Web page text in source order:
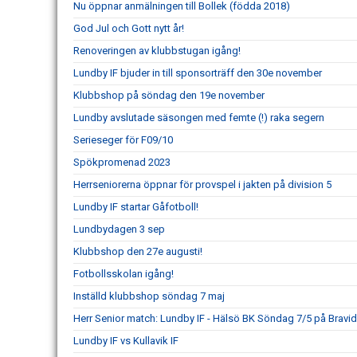
Nu öppnar anmälningen till Bollek (födda 2018)
God Jul och Gott nytt år!
Renoveringen av klubbstugan igång!
Lundby IF bjuder in till sponsorträff den 30e november
Klubbshop på söndag den 19e november
Lundby avslutade säsongen med femte (!) raka segern
Serieseger för F09/10
Spökpromenad 2023
Herrseniorerna öppnar för provspel i jakten på division 5
Lundby IF startar Gåfotboll!
Lundbydagen 3 sep
Klubbshop den 27e augusti!
Fotbollsskolan igång!
Inställd klubbshop söndag 7 maj
Herr Senior match: Lundby IF - Hälsö BK Söndag 7/5 på
Lundby IF vs Kullavik IF